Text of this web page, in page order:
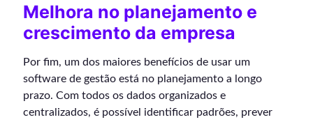
Melhora no planejamento e
crescimento da empresa
Por fim, um dos maiores benefícios de usar um
software de gestão está no planejamento a longo
prazo. Com todos os dados organizados e
centralizados, é possível identificar padrões, prever